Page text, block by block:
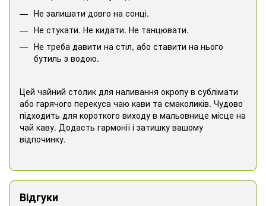
Не залишати довго на сонці.
Не стукати. Не кидати. Не танцювати.
Не треба давити на стіл, або ставити на нього
бутиль з водою.
Цей чайний столик для наливання окропу в сублімати
або гарячого перекуса чаю кави та смаколиків. Чудово
підходить для короткого виходу в мальовнице місце на
чай каву. Додасть гармонії і затишку вашому
відпочинку.
Відгуки